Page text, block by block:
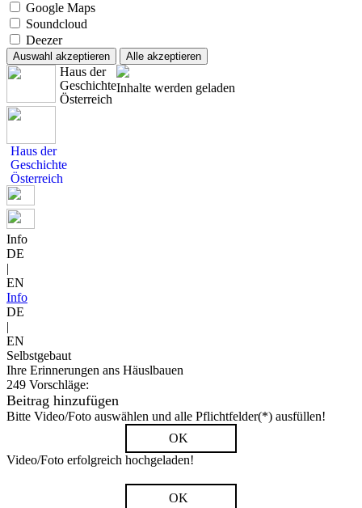
Google Maps
Soundcloud
Deezer
Auswahl akzeptieren Alle akzeptieren
Haus der
Geschichte
Österreich
Inhalte werden geladen
Haus der
Geschichte
Österreich
Info
DE
|
EN
Info
DE
|
EN
Selbstgebaut
Ihre Erinnerungen ans Häuslbauen
249 Vorschläge:
Beitrag hinzufügen
Bitte Video/Foto auswählen und alle Pflichtfelder(*) ausfüllen!
OK
Video/Foto erfolgreich hochgeladen!
OK